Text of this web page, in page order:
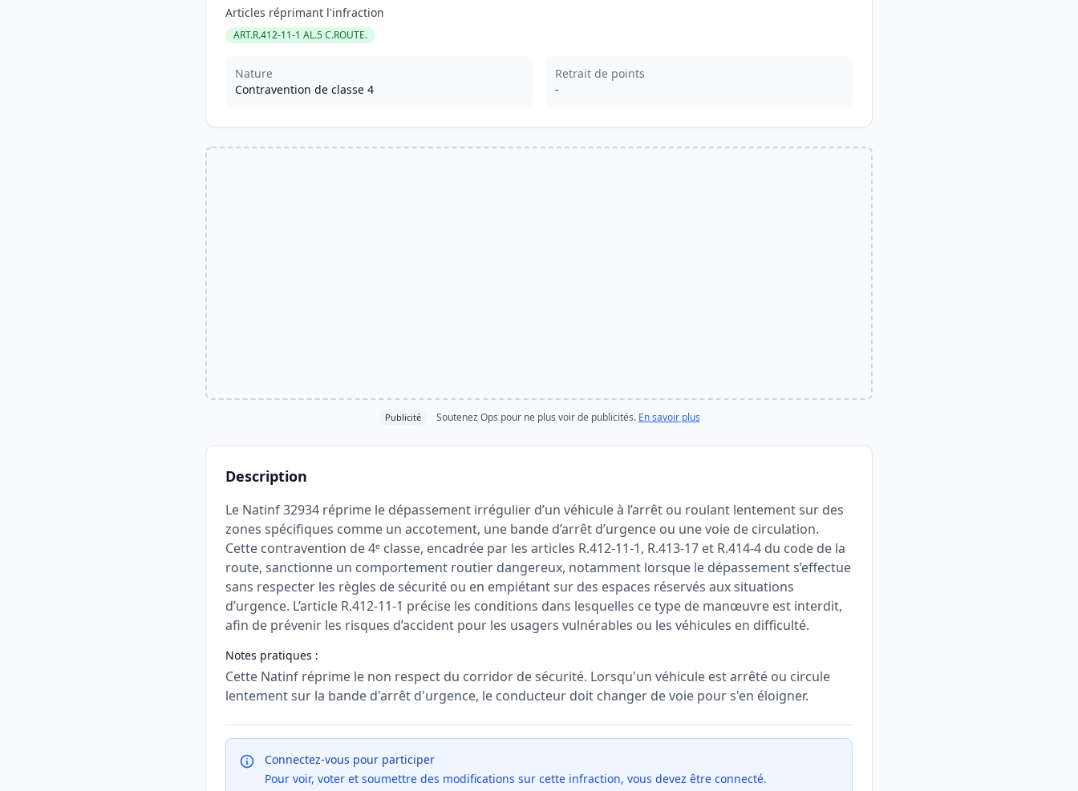
Articles réprimant l'infraction
ART.R.412-11-1 AL.5 C.ROUTE.
Nature
Contravention de classe 4
Retrait de points
-
Publicité Soutenez Ops pour ne plus voir de publicités. En savoir plus
Description
Le Natinf 32934 réprime le dépassement irrégulier d’un véhicule à l’arrêt ou roulant lentement sur des
zones spécifiques comme un accotement, une bande d’arrêt d’urgence ou une voie de circulation.
Cette contravention de 4ᵉ classe, encadrée par les articles R.412-11-1, R.413-17 et R.414-4 du code de la
route, sanctionne un comportement routier dangereux, notamment lorsque le dépassement s’effectue
sans respecter les règles de sécurité ou en empiétant sur des espaces réservés aux situations
d’urgence. L’article R.412-11-1 précise les conditions dans lesquelles ce type de manœuvre est interdit,
afin de prévenir les risques d’accident pour les usagers vulnérables ou les véhicules en difficulté.
Notes pratiques :
Cette Natinf réprime le non respect du corridor de sécurité. Lorsqu'un véhicule est arrêté ou circule
lentement sur la bande d'arrêt d'urgence, le conducteur doit changer de voie pour s'en éloigner.
Connectez-vous pour participer
Pour voir, voter et soumettre des modifications sur cette infraction, vous devez être connecté.